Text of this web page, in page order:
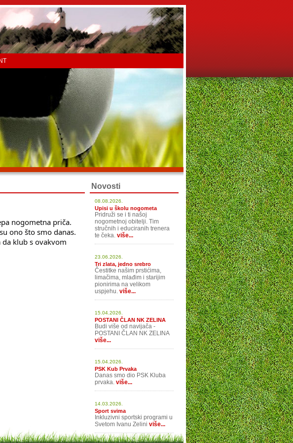
nogometna priča.
ono što smo danas.
klub s ovakvom
Novosti
08.08.2026.
Upisi u školu nogometa
Pridruži se i ti našoj
nogometnoj obitelji. Tim
stručnih i educiranih trenera
te čeka. više...
23.06.2026.
Tri zlata, jedno srebro
Čestitke našim prstićima,
limačima, mlađim i starijim
pionirima na velikom
uspjehu. više...
15.04.2026.
POSTANI ČLAN NK ZELINA
Budi više od navijača -
POSTANI ČLAN NK ZELINA
više...
15.04.2026.
PSK Kub Prvaka
Danas smo dio PSK Kluba
prvaka. više...
14.03.2026.
Sport svima
Inkluzivni sportski programi u
Svetom Ivanu Zelini više...